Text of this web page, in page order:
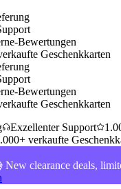
Bewertungen
Geschenkkarten
Bewertungen
Geschenkkarten
Exzellenter Support
verkaufte
clearance deals,